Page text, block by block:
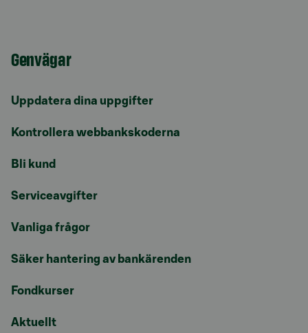
Genvägar
Uppdatera dina uppgifter
Kontrollera webbankskoderna
Bli kund
Serviceavgifter
Vanliga frågor
Säker hantering av bankärenden
Fondkurser
Aktuellt